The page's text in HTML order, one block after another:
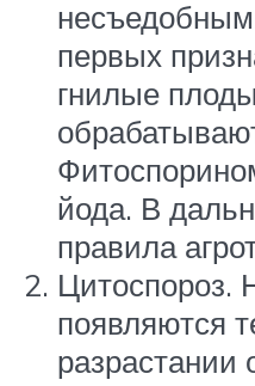
первых
гнилые
йода. В
правила
Цитоспороз.
появляются